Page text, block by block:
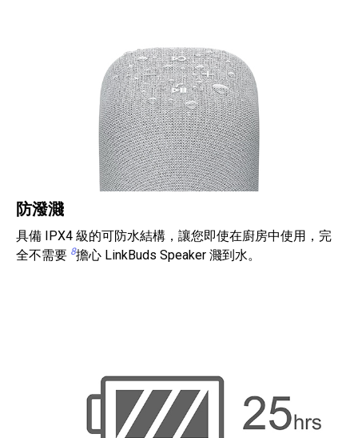
防潑濺
具備 IPX4 級的可防水結構，讓您即使在廚房中使用，完
全不需要 8擔心 LinkBuds Speaker 濺到水。